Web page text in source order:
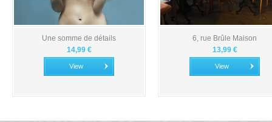
Une somme de détails
14,99 €
View
6, rue Brûle Maison
13,99 €
View